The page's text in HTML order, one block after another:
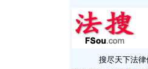
搜尽天下法律